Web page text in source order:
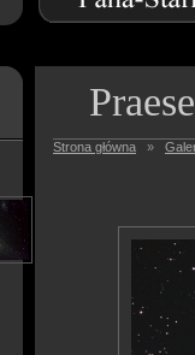
Strona główna »